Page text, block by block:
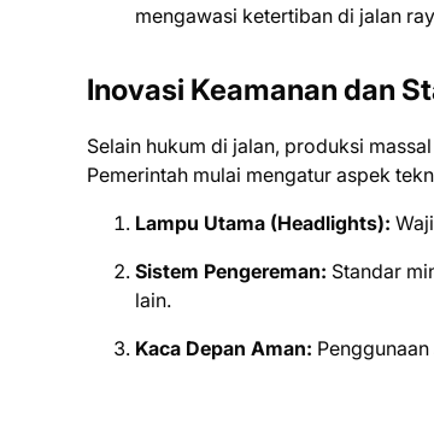
mengawasi ketertiban di jalan
Inovasi Keamanan dan
Selain hukum di jalan, produksi
Pemerintah mulai mengatur aspek
Lampu Utama (Headlights):
Sistem Pengereman: Standar
lain.
Kaca Depan Aman: Penggunaan